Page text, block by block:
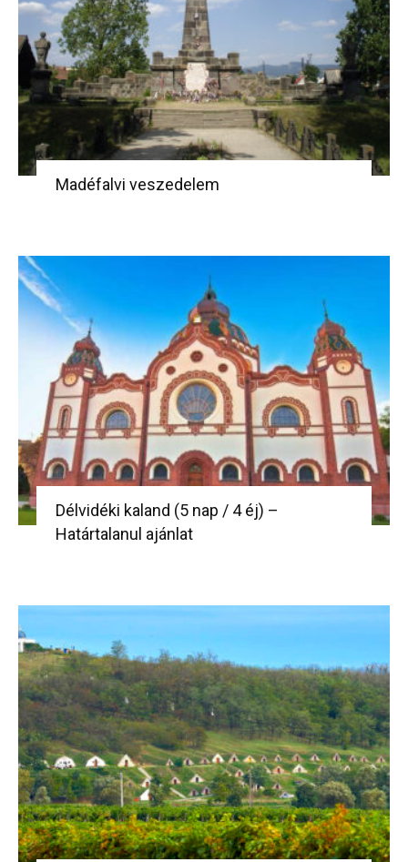
Madéfalvi veszedelem
Délvidéki kaland (5 nap / 4 éj) –
Határtalanul ajánlat